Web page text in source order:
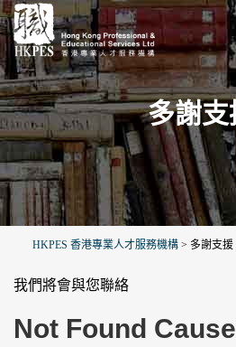
多謝支
HKPES 香港專業人才服務機構 > 多謝支援
我們將會與您聯絡
Not Found